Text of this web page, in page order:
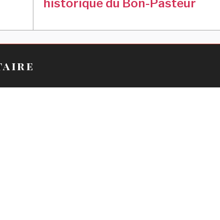
historique du Bon-Pasteur